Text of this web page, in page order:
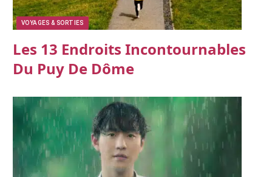
VOYAGES & SORTIES
Les 13 Endroits Incontournables
Du Puy De Dôme